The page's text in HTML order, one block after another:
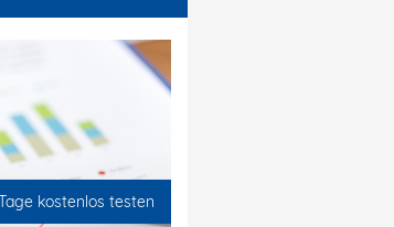
kostenlos testen